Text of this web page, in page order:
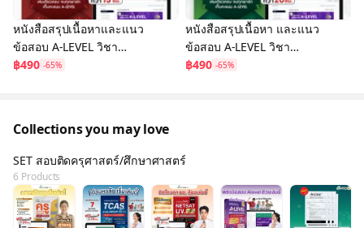
หนังสือสรุปเนื้อหาและแนว
ข้อสอบ A-LEVEL วิชา
คณิตศาสตร์ คอร์สติว 15
฿490 -65%
หนังสือสรุปเนื้อหา และแนว
ข้อสอบ A-LEVEL วิชา
ชีววิทยา + คอร์สติวข้อสอบ
฿490 -65%
Collections you may love
SET สอบติดครุศาสตร์/ศึกษาศาสตร์
6 Products